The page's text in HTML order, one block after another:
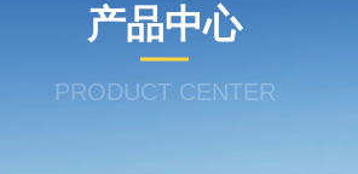
产品中心
PRODUCT CENTER